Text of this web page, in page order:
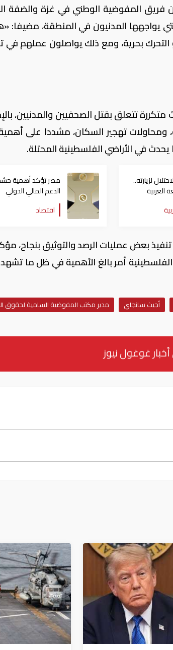
فريق المفوضية الوطني في غزة والضفة
المدنيون في المنطقة، مضيفا:
بحرية، ومع ذلك يواصلون عملهم في
تتعلق بقتل الصحفيين والمدنيين،
ومحاولات تهجير السكان، مشددا على
في الأراضي الفلسطينية المحتلة.
لزيارته..
العربية
الفلسطيني
مصر تؤكد أهمية
الدعم المالي الدولي
للسلطة الوطنية
الفلسطينية
اقتصاد
بعض عمليات الرصد والتوثيق بنجاح،
الفلسطينية أمر بالغ الأهمية في ظل ما
أجيث سانجاي
مدير مكتب المفوضية السامية لحقوق
أخبار غوغول نيوز